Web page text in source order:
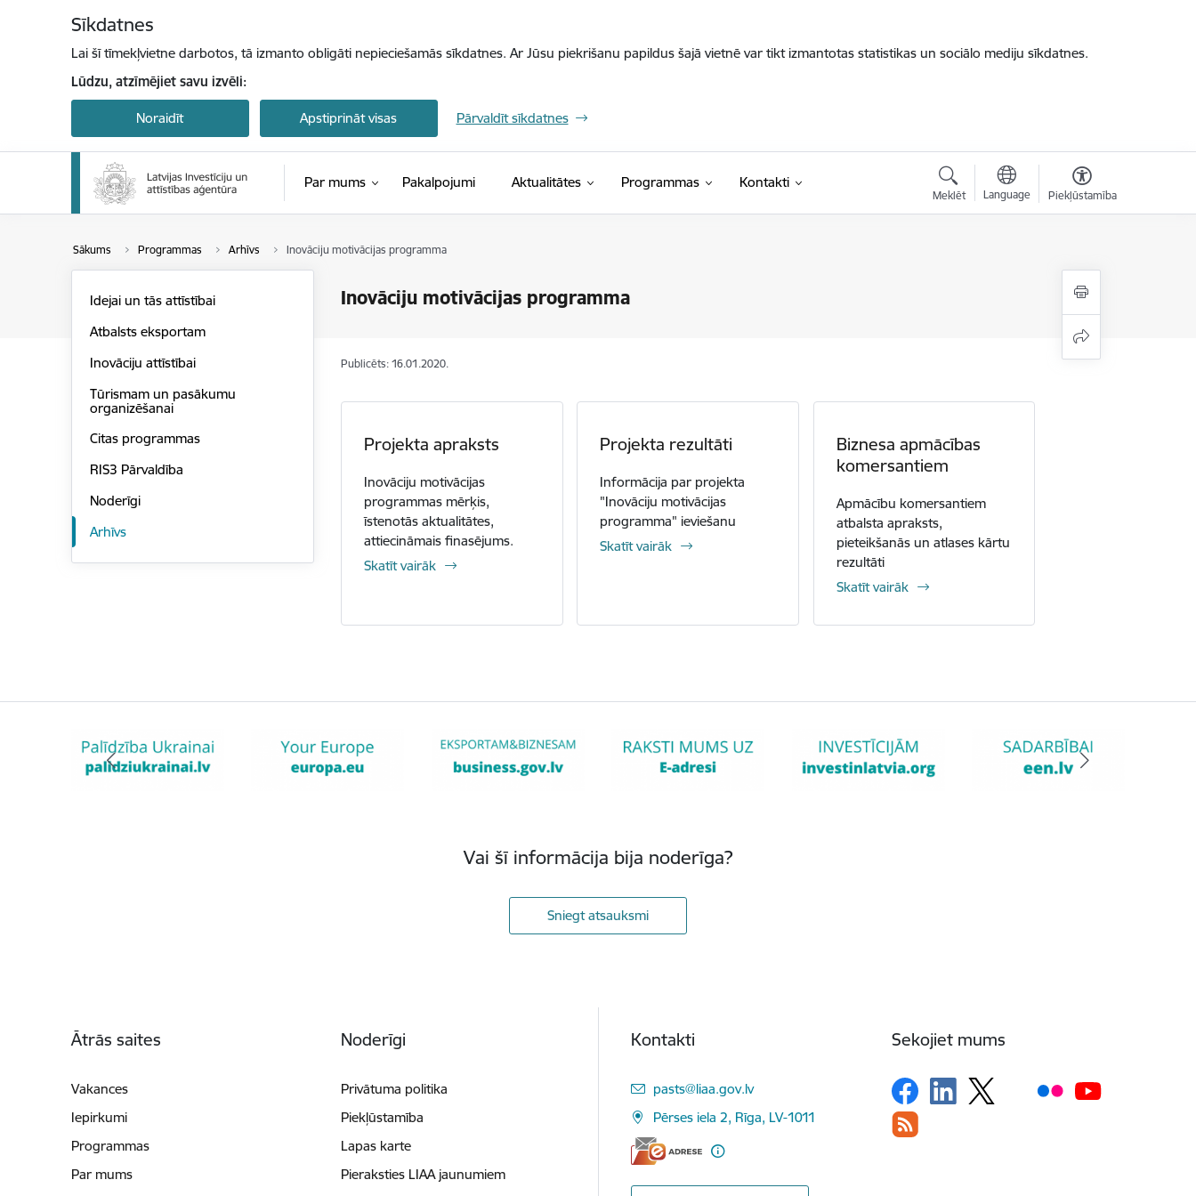
Sīkdatnes
Lai šī tīmekļvietne darbotos, tā izmanto obligāti nepieciešamās sīkdatnes. Ar Jūsu piekrišanu papildus šajā vietnē var tikt izmantotas statistikas un sociālo mediju sīkdatnes.
Lūdzu, atzīmējiet savu izvēli:
Noraidīt Apstiprināt visas Pārvaldīt sīkdatnes
Par mums Pakalpojumi Aktualitātes Programmas Kontakti
Meklēt Language Piekļūstamība
Sākums Programmas Arhīvs Inovāciju motivācijas programma
Inovāciju motivācijas programma
Idejai un tās attīstībai
Atbalsts eksportam
Inovāciju attīstībai
Tūrismam un pasākumu
organizēšanai
Citas programmas
RIS3 Pārvaldība
Noderīgi
Arhīvs
Publicēts: 16.01.2020.
Projekta apraksts
Inovāciju motivācijas
programmas mērķis,
īstenotās aktualitātes,
attiecināmais finasējums.
Skatīt vairāk
Projekta rezultāti
Informācija par projekta
"Inovāciju motivācijas
programma" ieviešanu
Skatīt vairāk
Biznesa apmācības
komersantiem
Apmācību komersantiem
atbalsta apraksts,
pieteikšanās un atlases kārtu
rezultāti
Skatīt vairāk
Vai šī informācija bija noderīga?
Sniegt atsauksmi
Ātrās saites
Vakances
Iepirkumi
Programmas
Par mums
Noderīgi
Privātuma politika
Piekļūstamība
Lapas karte
Pieraksties LIAA jaunumiem
Kontakti
E-pasts:
pasts@liaa.gov.lv
Pērses iela 2, Rīga, LV-1011
Sekojiet mums